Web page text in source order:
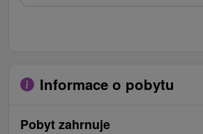
Informace o pobytu
Pobyt zahrnuje